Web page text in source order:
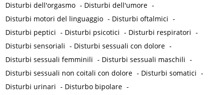
Disturbi dell'orgasmo - Disturbi dell'umore -
Disturbi motori del linguaggio - Disturbi oftalmici -
Disturbi peptici - Disturbi psicotici - Disturbi respiratori -
Disturbi sensoriali - Disturbi sessuali con dolore -
Disturbi sessuali femminili - Disturbi sessuali maschili -
Disturbi sessuali non coitali con dolore - Disturbi somatici -
Disturbi urinari - Disturbo bipolare -